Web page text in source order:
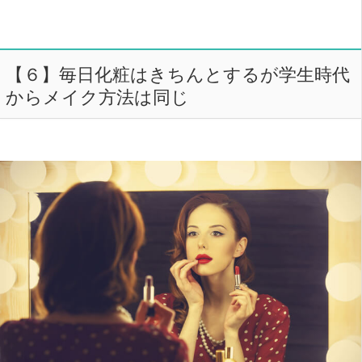
【６】毎日化粧はきちんとするが学生時代
からメイク方法は同じ